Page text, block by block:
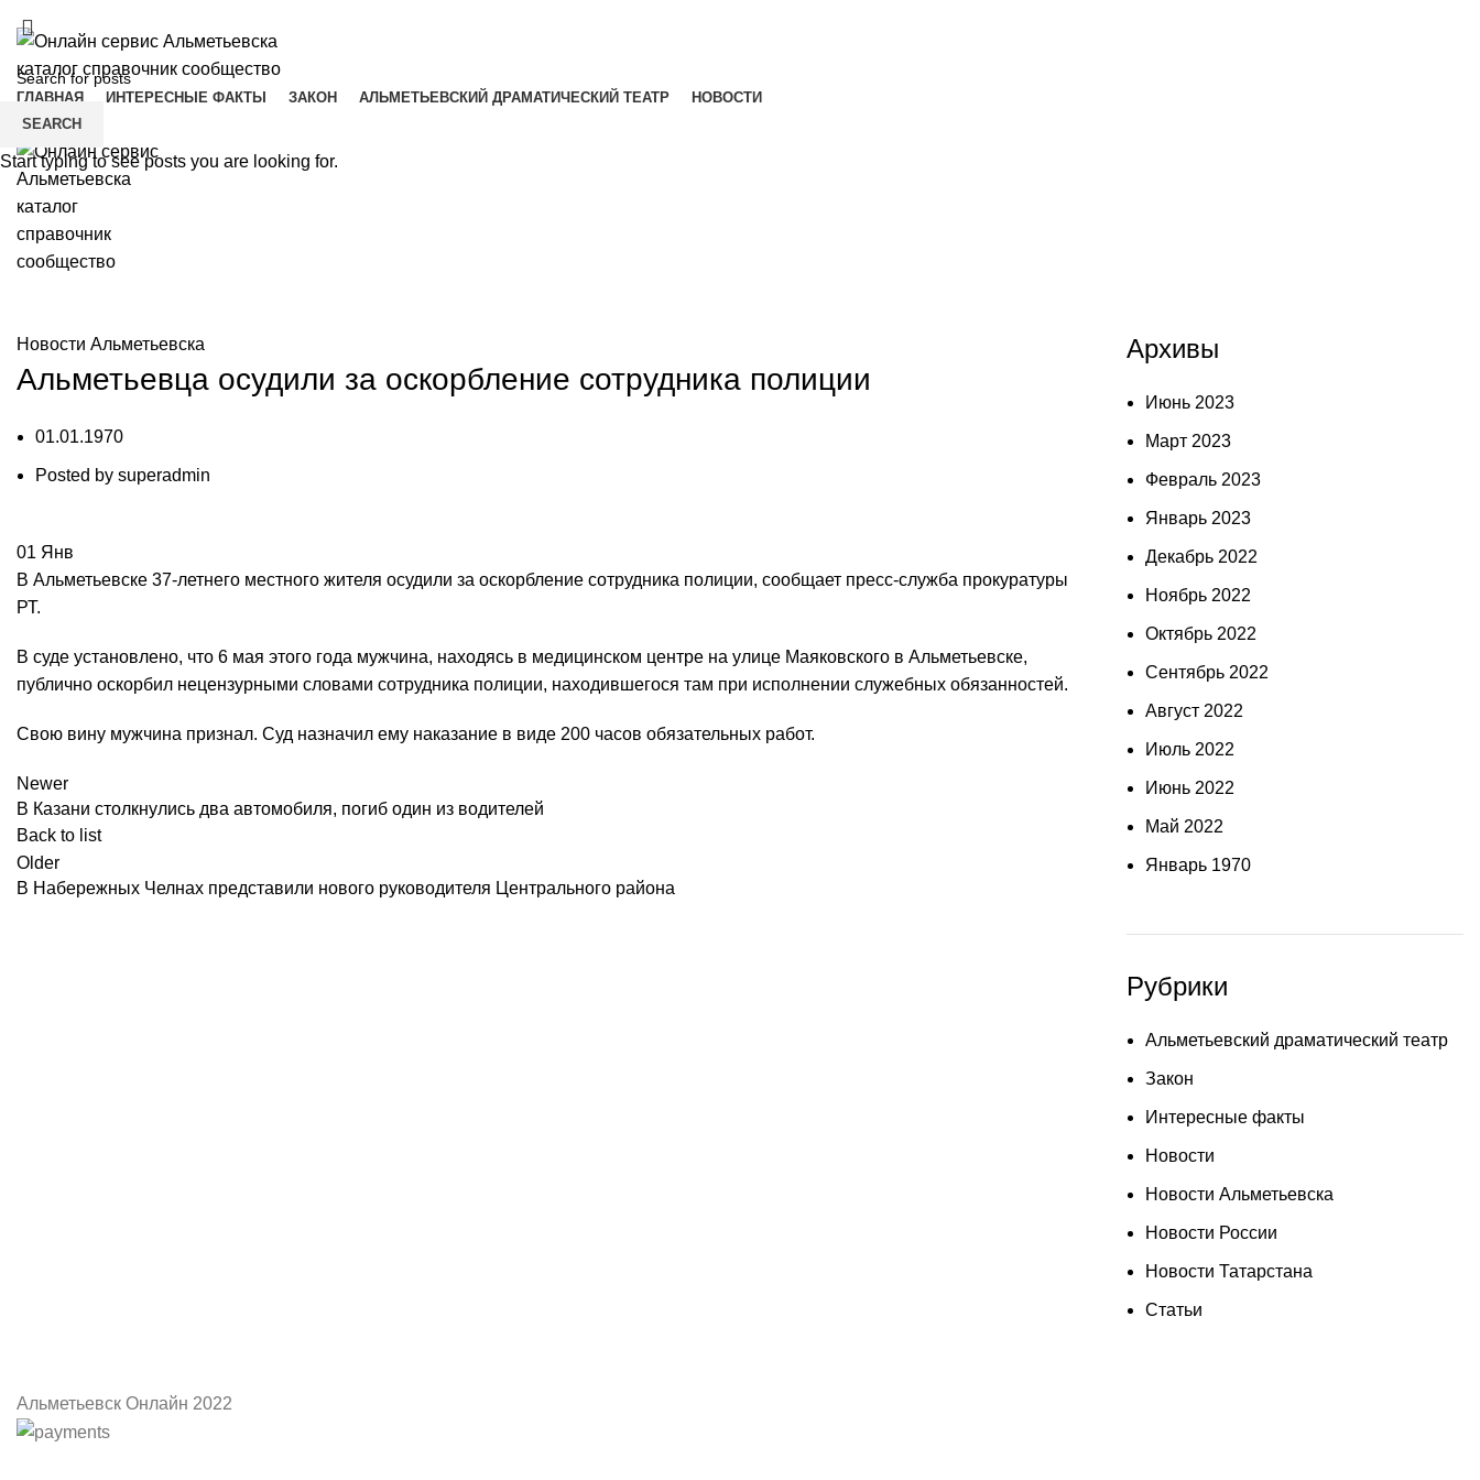
ГЛАВНАЯ ИНТЕРЕСНЫЕ ФАКТЫ ЗАКОН АЛЬМЕТЬЕВСКИЙ ДРАМАТИЧЕСКИЙ ТЕАТР НОВОСТИ
Menu
Новости Альметьевска
Альметьевца осудили за оскорбление сотрудника полиции
01.01.1970
Posted by superadmin
01 Янв
В Альметьевске 37-летнего местного жителя осудили за оскорбление сотрудника полиции, сообщает пресс-служба прокуратуры
РТ.
В суде установлено, что 6 мая этого года мужчина, находясь в медицинском центре на улице Маяковского в Альметьевске,
публично оскорбил нецензурными словами сотрудника полиции, находившегося там при исполнении служебных обязанностей.
Свою вину мужчина признал. Суд назначил ему наказание в виде 200 часов обязательных работ.
Newer
В Казани столкнулись два автомобиля, погиб один из водителей
Back to list
Older
В Набережных Челнах представили нового руководителя Центрального района
Архивы
Июнь 2023
Март 2023
Февраль 2023
Январь 2023
Декабрь 2022
Ноябрь 2022
Октябрь 2022
Сентябрь 2022
Август 2022
Июль 2022
Июнь 2022
Май 2022
Январь 1970
Рубрики
Альметьевский драматический театр
Закон
Интересные факты
Новости
Новости Альметьевска
Новости России
Новости Татарстана
Статьи
Альметьевск Онлайн 2022
SEARCH
Start typing to see posts you are looking for.